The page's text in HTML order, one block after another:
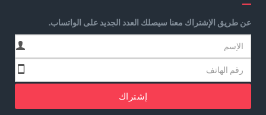
عن طريق الإشتراك معنا سيصلك العدد الجديد على الواتساب.
إشتراك